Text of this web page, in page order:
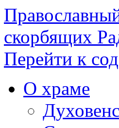
скорбящих
Перейти к
О храме